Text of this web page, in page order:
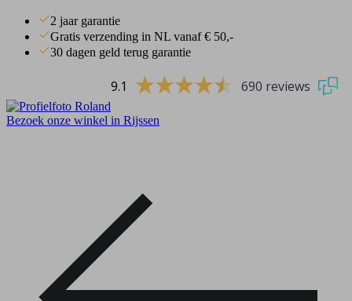
2 jaar garantie
Gratis verzending in NL vanaf € 50,-
30 dagen geld terug garantie
9.1 690 reviews
Bezoek onze winkel in Rijssen